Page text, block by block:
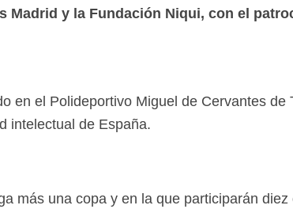
Madrid y la Fundación Niqui, con el
en el Polideportivo Miguel de Cervantes
intelectual de España.
más una copa y en la que participarán